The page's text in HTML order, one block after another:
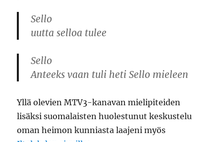
Sello
uutta selloa tulee
Sello
Anteeks vaan tuli heti Sello mieleen
Yllä olevien MTV3-kanavan mielipiteiden
lisäksi suomalaisten huolestunut keskustelu
oman heimon kunniasta laajeni myös